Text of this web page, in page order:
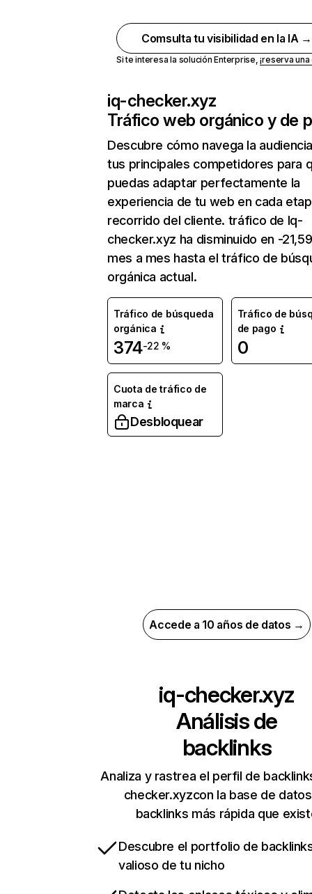
Comsulta tu visibilidad en la IA →
Si te interesa la solución Enterprise,¡reserva
iq-checker.xyz
Tráfico web orgánico y de
Descubre cómo navega la
tus principales competidores para
puedas adaptar perfectamente la
experiencia de tu web en cada
recorrido del cliente. tráfico de Iq-
checker.xyz ha disminuido en -
mes a mes hasta el tráfico de
orgánica actual.
Tráfico de búsqueda
orgánica
374-22 %
Tráfico de
de pago
0
Cuota de tráfico de
marca
Desbloquear
Accede a 10 años de datos →
iq-checker.xyz
Análisis de
backlinks
Analiza y rastrea el perfil de
checker.xyzcon la base de
backlinks más rápida que
Descubre el portfolio de
valioso de tu nicho